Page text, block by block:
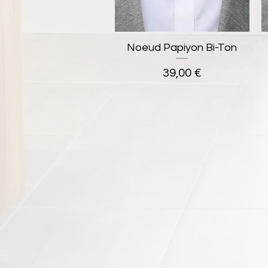
Aperçu rapide
Noeud Papiyon Bi-Ton
Prix
39,00 €